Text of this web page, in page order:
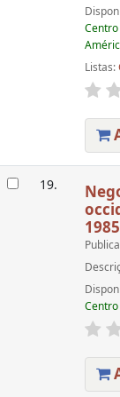
Listas:
19.
1985